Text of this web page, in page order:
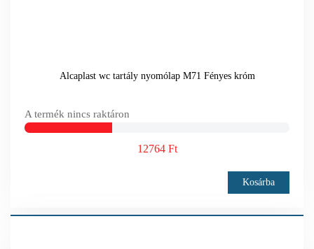
Alcaplast wc tartály nyomólap M71 Fényes króm
A termék nincs raktáron
12764 Ft
Kosárba